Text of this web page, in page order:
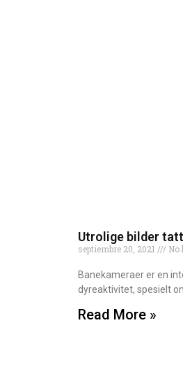
Utrolige bilder
septiembre 20, 2021 No
Banekameraer er en
dyreaktivitet, spesielt
Read More »